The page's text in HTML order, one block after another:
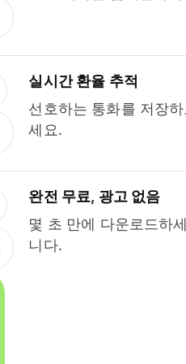
실시간 환율 추적
선호하는 통화를 저장
세요.
완전 무료, 광고 없음
몇 초 만에 다운로드하
니다.